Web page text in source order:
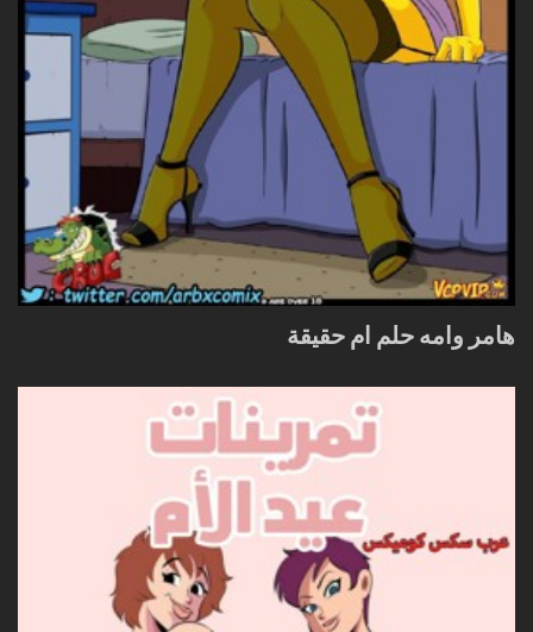
هامر وامه حلم ام حقيقة